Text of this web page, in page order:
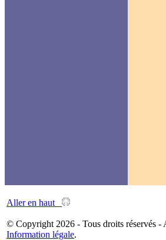
Aller en haut
© Copyright 2026 - Tous droits réservés -
Information légale.